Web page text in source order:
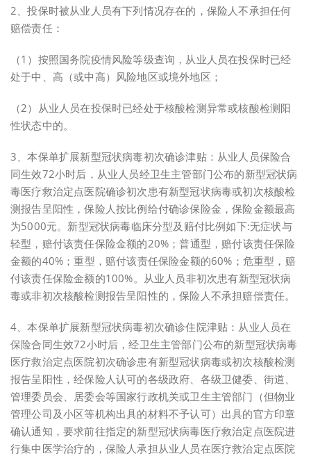
2、投保时被从业人员有下列情况存在的，保险人不承担任何
赔偿责任：
（1）按照国务院疫情风险等级查询，从业人员在投保时已经
处于中、高（或中高）风险地区或境外地区；
（2）从业人员在投保时已经处于核酸检测异常或核酸检测阳
性状态中的。
3、本保单扩展新型冠状病毒初次确诊津贴：从业人员保险合
同生效72小时后，从业人员经卫生主管部门公布的新型冠状病
毒医疗救治定点医院确诊初次患有新型冠状病毒或初次核酸检
测报告呈阳性，保险人按比例给付确诊保险金，保险金额最高
为5000元。新型冠状病毒临床分型及赔付比例如下:无症状与
轻型，赔付该责任保险金额的20%；普通型，赔付该责任保险
金额的40%；重型，赔付该责任保险金额的60%；危重型，赔
付该责任保险金额的100%。从业人员非初次患有新型冠状病
毒或非初次核酸检测报告呈阳性的，保险人不承担赔偿责任。
4、本保单扩展新型冠状病毒初次确诊住院津贴：从业人员在
保险合同生效72小时后，经卫生主管部门公布的新型冠状病毒
医疗救治定点医院初次确诊患有新型冠状病毒或初次核酸检测
报告呈阳性，经保险人认可的各级政府、各级卫健委、街道、
管理委员会、居委会等国家行政机关或卫生主管部门（但物业
管理公司及小区等机构出具的材料不予认可）出具的官方印章
确认通知，要求前往指定的新型冠状病毒医疗救治定点医院进
行集中医学治疗的，保险人承担从业人员在医疗救治定点医院